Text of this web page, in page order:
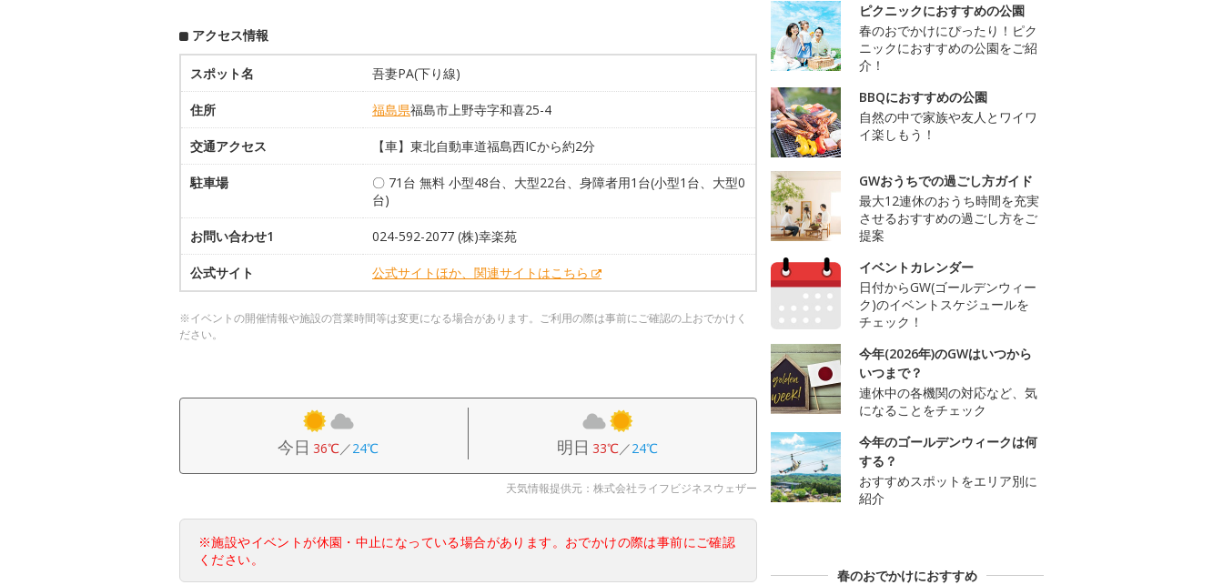
アクセス情報
スポット名 吾妻PA(下り線)
住所 福島県福島市上野寺字和喜25-4
交通アクセス 【車】東北自動車道福島西ICから約2分
駐車場
〇 71台 無料 小型48台、大型22台、身障者用1台(小型1台、大型0
台)
お問い合わせ1 024-592-2077 (株)幸楽苑
公式サイト 公式サイトほか、関連サイトはこちら
※イベントの開催情報や施設の営業時間等は変更になる場合があります。ご利用の際は事前にご確認の上おでかけく
ださい。
今日 36℃／24℃ 明日 33℃／24℃
天気情報提供元：株式会社ライフビジネスウェザー
※施設やイベントが休園・中止になっている場合があります。おでかけの際は事前にご確認
ください。
ピクニックにおすすめの公園
春のおでかけにぴったり！ピク
ニックにおすすめの公園をご紹
介！
BBQにおすすめの公園
自然の中で家族や友人とワイワ
イ楽しもう！
GWおうちでの過ごし方ガイド
最大12連休のおうち時間を充実
させるおすすめの過ごし方をご
提案
イベントカレンダー
日付からGW(ゴールデンウィー
ク)のイベントスケジュールを
チェック！
今年(2026年)のGWはいつから
いつまで？
連休中の各機関の対応など、気
になることをチェック
今年のゴールデンウィークは何
する？
おすすめスポットをエリア別に
紹介
春のおでかけにおすすめ